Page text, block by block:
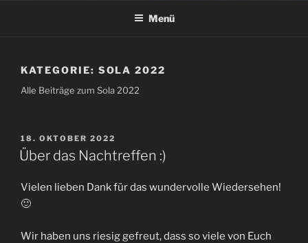
Menü
KATEGORIE: SOLA 2022
Alle Beiträge zum Sola 2022
VERÖFFENTLICHT
AM
18. OKTOBER 2022
Über das Nachtreffen :)
Vielen lieben Dank für das wundervolle Wiedersehen!
🙂
Wir haben uns riesig gefreut, dass so viele von Euch